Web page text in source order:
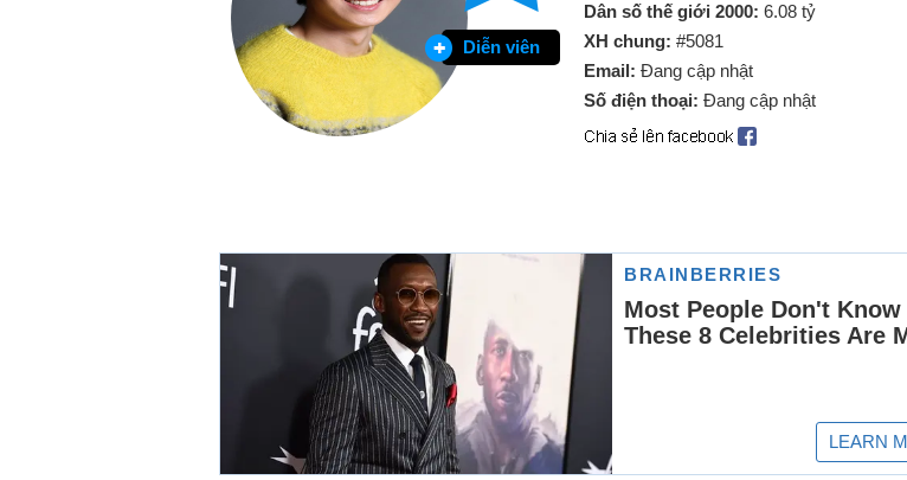
Diễn viên
Dân số thế giới 2000: 6.08 tỷ
XH chung: #5081
Email: Đang cập nhật
Số điện thoại: Đang cập nhật